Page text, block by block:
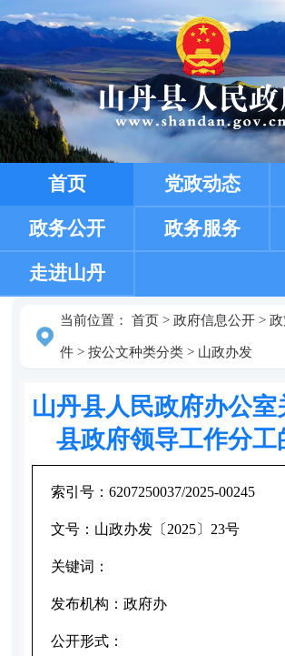
首页 党政动态
政务公开 政务服务
走进山丹
当前位置： 首页> 政府信息公开>
件> 按公文种类分类> 山政办发
山丹县人民政府办公室
县政府领导工作分工
索引号： 6207250037/2025-00245
文号： 山政办发〔2025〕23号
关键词：
发布机构： 政府办
公开形式：